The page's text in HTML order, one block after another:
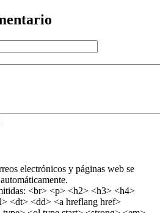
electrónicos y páginas web se
<br> <p> <h2> <h3> <h4>
<dt> <dd> <a hreflang href>